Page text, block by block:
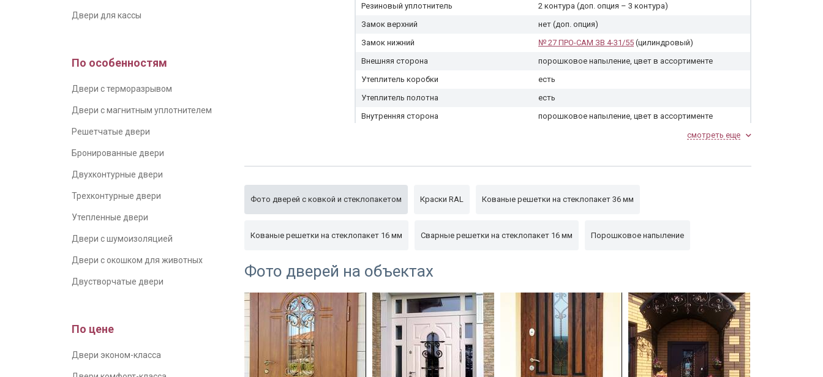
Двери для кассы
По особенностям
Двери с терморазрывом
Двери с магнитным уплотнителем
Решетчатые двери
Бронированные двери
Двухконтурные двери
Трехконтурные двери
Утепленные двери
Двери с шумоизоляцией
Двери с окошком для животных
Двустворчатые двери
По цене
Двери эконом-класса
Резиновый уплотнитель
2 контура (доп. опция – 3 контура)
Замок верхний
нет (доп. опция)
Замок нижний
№ 27 ПРО-САМ ЗВ 4-31/55 (цилиндровый)
Внешняя сторона
порошковое напыление, цвет в ассортименте
Утеплитель коробки
есть
Утеплитель полотна
есть
Внутренняя сторона
порошковое напыление, цвет в ассортименте
смотреть еще
Фото дверей с ковкой и стеклопакетом Краски RAL Кованые решетки на стеклопакет 36 мм
Кованые решетки на стеклопакет 16 мм Сварные решетки на стеклопакет 16 мм Порошковое напыление
Фото дверей на объектах